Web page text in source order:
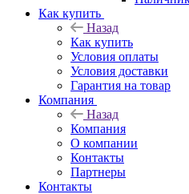
Как купить
Назад
Как купить
Условия оплаты
Условия доставки
Гарантия на товар
Компания
Назад
Компания
О компании
Контакты
Партнеры
Контакты